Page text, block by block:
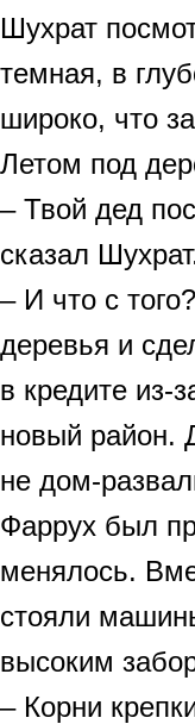
Шухрат
темная, в
широко, что
Летом под
– Твой дед
сказал
– И что с
деревья и
в кредите из-
новый район.
не дом-
Фаррух был
менялось.
стояли
высоким
– Корни